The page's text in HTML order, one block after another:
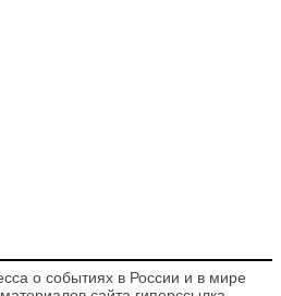
о событиях в России и в мире